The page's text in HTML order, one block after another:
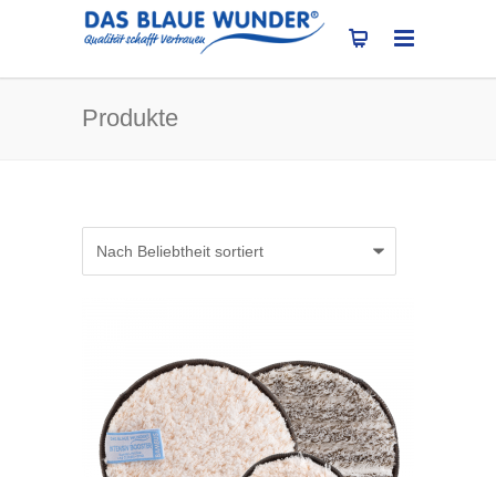
Produkte